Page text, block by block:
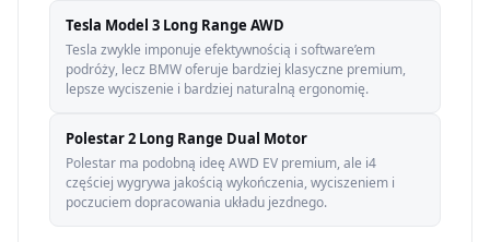
Tesla Model 3 Long Range AWD
Tesla zwykle imponuje efektywnością i software’em
podróży, lecz BMW oferuje bardziej klasyczne premium,
lepsze wyciszenie i bardziej naturalną ergonomię.
Polestar 2 Long Range Dual Motor
Polestar ma podobną ideę AWD EV premium, ale i4
częściej wygrywa jakością wykończenia, wyciszeniem i
poczuciem dopracowania układu jezdnego.